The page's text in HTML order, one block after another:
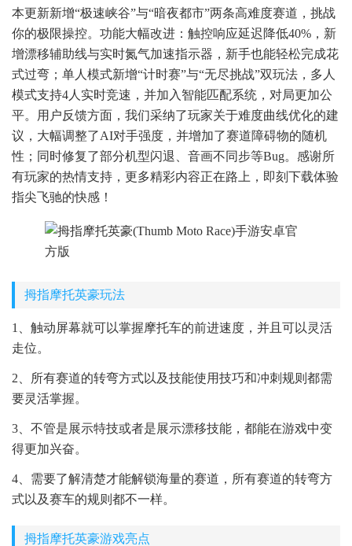
本更新新增“极速峡谷”与“暗夜都市”两条高难度赛道，挑战
你的极限操控。功能大幅改进：触控响应延迟降低40%，新
增漂移辅助线与实时氮气加速指示器，新手也能轻松完成花
式过弯；单人模式新增“计时赛”与“无尽挑战”双玩法，多人
模式支持4人实时竞速，并加入智能匹配系统，对局更加公
平。用户反馈方面，我们采纳了玩家关于难度曲线优化的建
议，大幅调整了AI对手强度，并增加了赛道障碍物的随机
性；同时修复了部分机型闪退、音画不同步等Bug。感谢所
有玩家的热情支持，更多精彩内容正在路上，即刻下载体验
指尖飞驰的快感！
拇指摩托英豪玩法
1、触动屏幕就可以掌握摩托车的前进速度，并且可以灵活
走位。
2、所有赛道的转弯方式以及技能使用技巧和冲刺规则都需
要灵活掌握。
3、不管是展示特技或者是展示漂移技能，都能在游戏中变
得更加兴奋。
4、需要了解清楚才能解锁海量的赛道，所有赛道的转弯方
式以及赛车的规则都不一样。
拇指摩托英豪游戏亮点